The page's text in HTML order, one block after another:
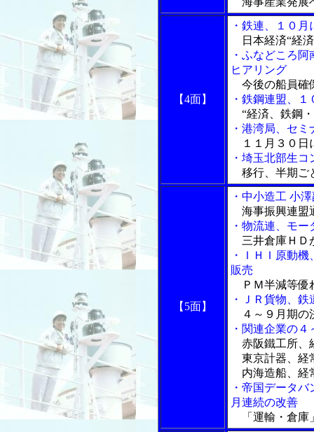
【4面】
・鉄連、１０
日本経済“経
・ふなどころ
ヒアリング
今後の船員確
・鉄鋼連盟、
“経済、鉄鋼
・港湾局、セ
１１月３０日
・埼玉北部生
移行、半期ご
【5面】
・中小造工 小
海事振興連盟
・物流連、モ
三井倉庫ＨＤ
・ＩＨＩ原動
販売
ＰＭ半減等優
・ＪＲ貨物、
４～９月期の
・関連企業の
赤阪鐵工所、
東京計器、経
内海造船、経
・帝国データ
月連続の改善
「運輸・倉庫